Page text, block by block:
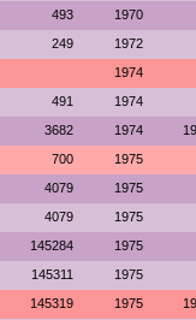
493 1970
249 1972
1974
491 1974
3682 1974
700 1975
4079 1975
4079 1975
145284 1975
145311 1975
145319 1975